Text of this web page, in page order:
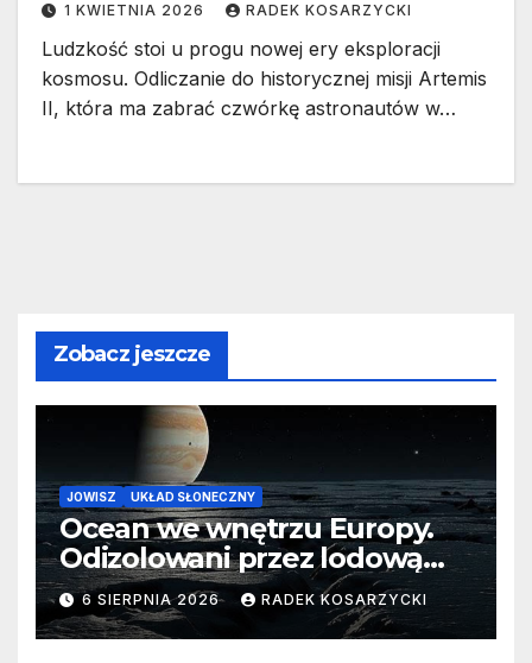
1 KWIETNIA 2026 RADEK KOSARZYCKI
Ludzkość stoi u progu nowej ery eksploracji
kosmosu. Odliczanie do historycznej misji Artemis
II, która ma zabrać czwórkę astronautów w…
Zobacz jeszcze
JOWISZ UKŁAD SŁONECZNY
Ocean we wnętrzu Europy.
Odizolowani przez lodową
barierę
6 SIERPNIA 2026 RADEK KOSARZYCKI